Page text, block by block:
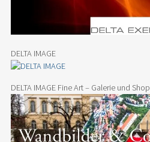
DELTA IMAGE
DELTA IMAGE Fine Art – Galerie und Shop